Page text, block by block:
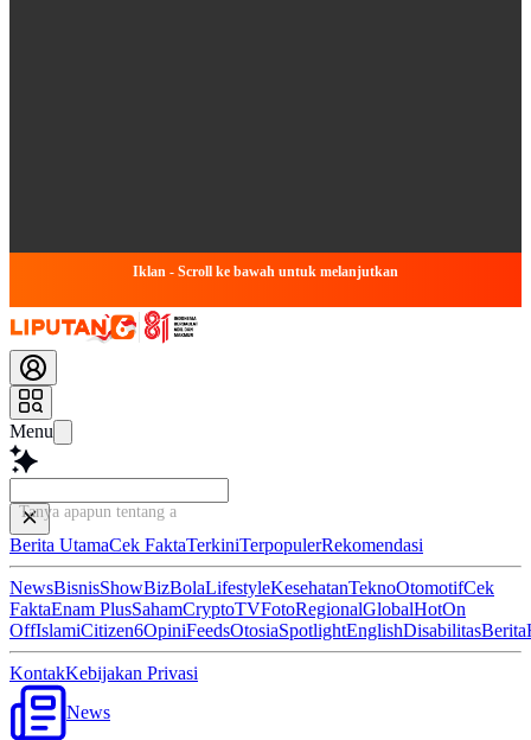
Iklan - Scroll ke bawah untuk melanjutkan
Menu
Tanya apapun tentang artikel
Berita UtamaCek FaktaTerkiniTerpopulerRekomendasi
NewsBisnisShowBizBolaLifestyleKesehatanTeknoOtomotifCek
FaktaEnam PlusSahamCryptoTVFotoRegionalGlobalHotOn
OffIslamiCitizen6OpiniFeedsOtosiaSpotlightEnglishDisabilitasBerita
KontakKebijakan Privasi
News